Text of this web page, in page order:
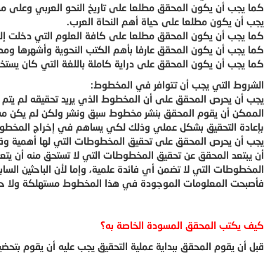
كما يجب أن يكون المحقق مطلعا على تاريخ النحو العربي وعلى
يجب أن يكون مطلعا على حياة أهم النحاة العرب.
كما يجب أن يكون المحقق مطلعا على كافة العلوم التي دخلت
كما يجب أن يكون المحقق عارفا بأهم الكتب النحوية وأشهرها
كما يجب أن يكون المحقق على دراية كاملة باللغة التي كان
الشروط التي يجب أن تتوافر في المخطوط:
يجب أن يحرص المحقق على أن المخطوط الذي يريد تحقيقه لم
الممكن أن يقوم المحقق بنشر مخطوط سبق ونشر ولكن لم يكن
بإعادة التحقيق بشكل عملي وذلك لكي يساهم في إخراج
يجب أن يحرص المحقق على تحقيق المخطوطات التي لها أهمية
أن يبتعد المحقق عن تحقيق المخطوطات التي لا تستحق منه أن
المخطوطات التي لا تضمن أي فائدة علمية، وإما لأن الباحثين
فأصبحت المعلومات الموجودة في هذا المخطوط مستهلكة ولا
كيف يكتب المحقق المسودة الخاصة به؟
قبل أن يقوم المحقق ببداية عملية التحقيق يجب عليه أن يقوم